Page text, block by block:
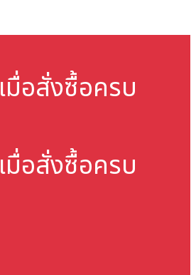
เมื่อสั่งซื้อครบ
เมื่อสั่งซื้อครบ